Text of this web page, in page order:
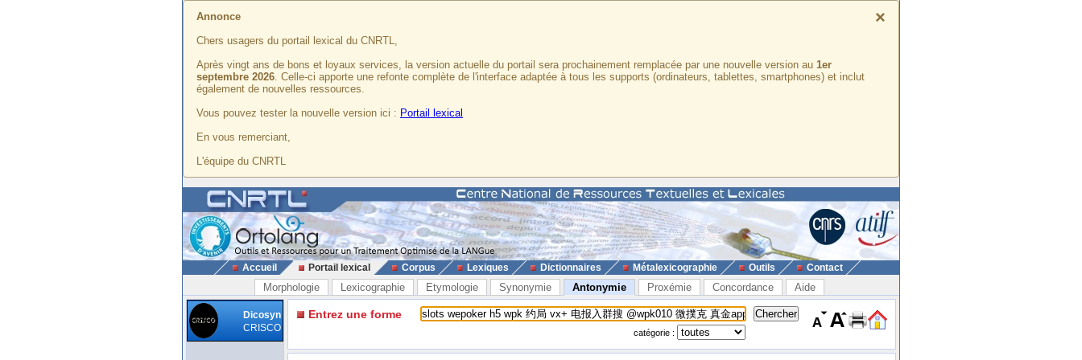
×
Annonce
Chers usagers du portail lexical du CNRTL,
Après vingt ans de bons et loyaux services, la version actuelle du portail sera prochainement remplacée par une nouvelle version au 1er
septembre 2026. Celle-ci apporte une refonte complète de l'interface adaptée à tous les supports (ordinateurs, tablettes, smartphones) et inclut
également de nouvelles ressources.
Vous pouvez tester la nouvelle version ici : Portail lexical
En vous remerciant,
L'équipe du CNRTL
Accueil Portail lexical Corpus Lexiques Dictionnaires Métalexicographie Outils Contact
Morphologie Lexicographie Etymologie Synonymie Antonymie Proxémie Concordance Aide
Dicosyn
CRISCO
Entrez une forme
catégorie :